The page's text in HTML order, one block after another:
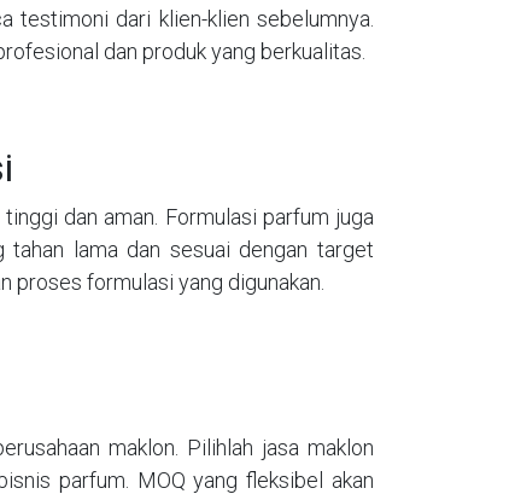
testimoni dari klien-klien sebelumnya.
dan produk yang berkualitas.
dan aman. Formulasi parfum juga
tahan lama dan sesuai dengan target
proses formulasi yang digunakan.
maklon. Pilihlah jasa maklon
parfum. MOQ yang fleksibel akan